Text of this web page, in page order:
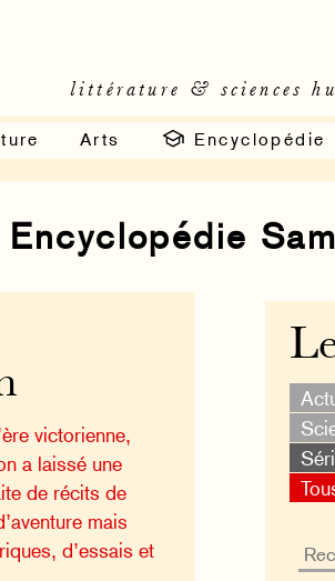
littérature & sciences
Arts Encyclopédie
Encyclopédie
victorienne,
a laissé une
de récits de
mais
d’essais et